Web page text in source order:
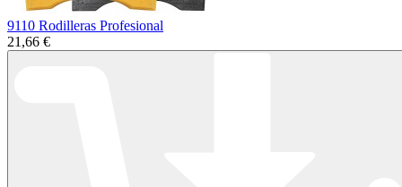
9110 Rodilleras Profesional
21,66 €